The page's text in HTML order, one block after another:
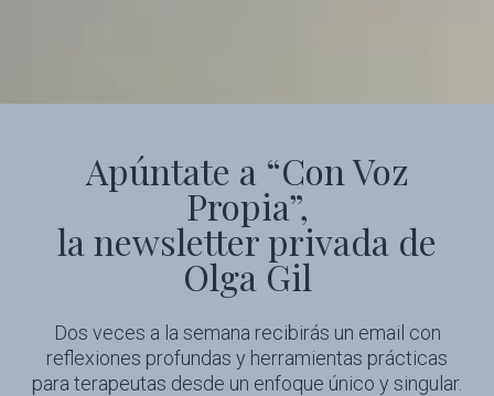
Apúntate a “Con Voz
Propia”,
la newsletter privada de
Olga Gil
Dos veces a la semana recibirás un email con
reflexiones profundas y herramientas prácticas
para terapeutas desde un enfoque único y singular.